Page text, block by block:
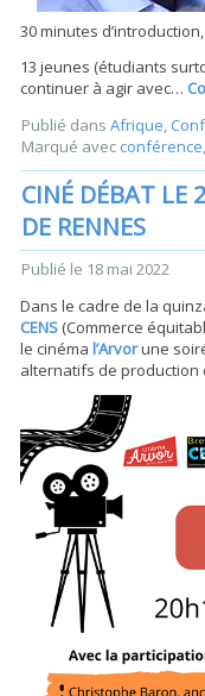
30 minutes
13 jeunes (étudiants
continuer à agir avec…
Publié dans Afrique,
Marqué avec conférence,
CINÉ DÉBAT LE
DE RENNES
Publié le 18 mai 2022
Dans le cadre de la
CENS (Commerce
le cinémal’Arvorune
alternatifs de production